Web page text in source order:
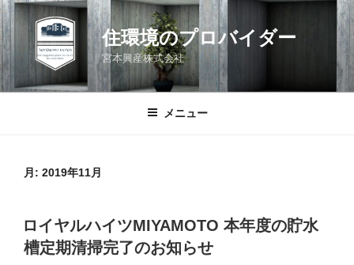
コ
ン
テ
ン
ツ
住環境のプロバイダー
宮本興産株式会社
メニュー
月: 2019年11月
投
稿
日:
ロイヤルハイツMIYAMOTO 本年度の貯水
槽定期清掃完了のお知らせ